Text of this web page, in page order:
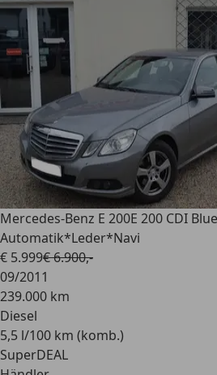
Mercedes-Benz E 200E 200 CDI
Automatik*Leder*Navi
€ 5.999€ 6.900,-
09/2011
239.000 km
Diesel
5,5 l/100 km (komb.)
SuperDEAL